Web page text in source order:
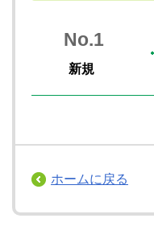
No.1
新規
ホームに戻る